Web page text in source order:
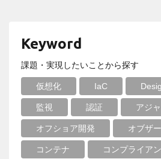
Keyword
課題・実現したいことから探す
仮想化 IaC
監視 認証 アジ
オフショア開発 オブザ
コンテナ コンプライア